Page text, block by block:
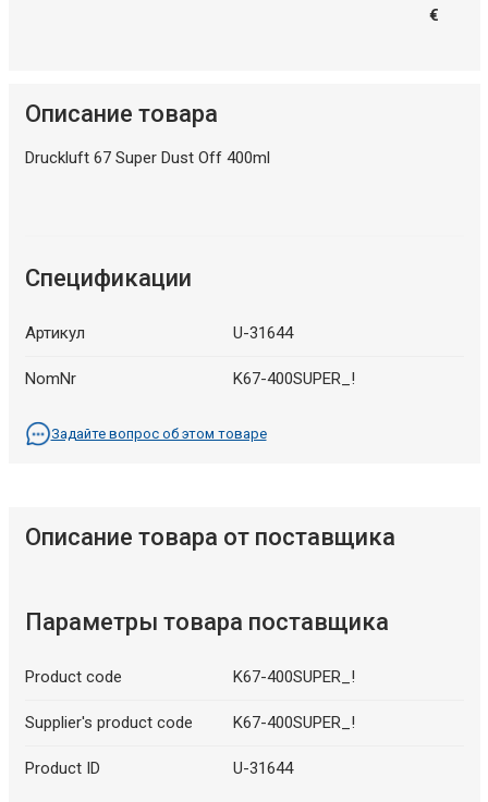
€
Описание товара
Druckluft 67 Super Dust Off 400ml
Спецификации
Артикул U-31644
NomNr K67-400SUPER_!
Задайте вопрос об этом товаре
Описание товара от поставщика
Параметры товара поставщика
Product code K67-400SUPER_!
Supplier's product code K67-400SUPER_!
Product ID U-31644